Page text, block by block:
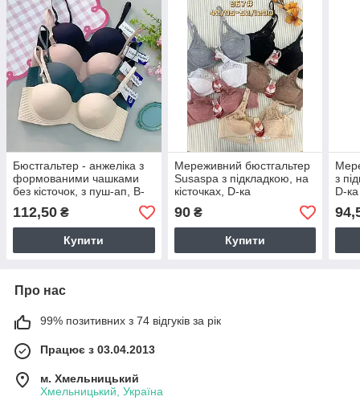
Бюстгальтер - анжеліка з
формованими чашками
без кісточок, з пуш-ап, В-
ка
112,50 ₴
Купити
Мереживний бюстгальтер
Susaspa з підкладкою, на
кісточках, D-ка
90₴
Купити
з
D-ка
Про нас
99% позитивних з 74 відгуків за рік
Працює з 03.04.2013
м. Хмельницький
Хмельницький, Україна